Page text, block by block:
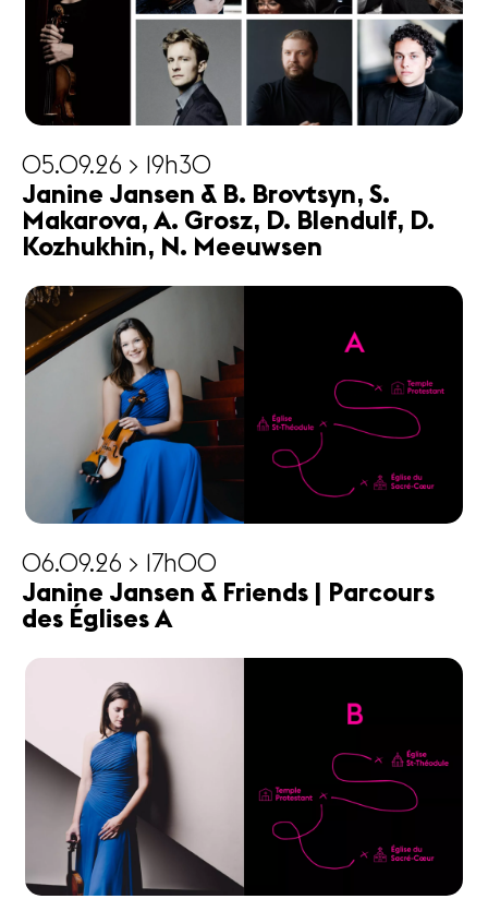
05.09.26 > 19h30
Janine Jansen & B. Brovtsyn, S.
Makarova, A. Grosz, D. Blendulf, D.
Kozhukhin, N. Meeuwsen
06.09.26 > 17h00
Janine Jansen & Friends | Parcours
des Églises A